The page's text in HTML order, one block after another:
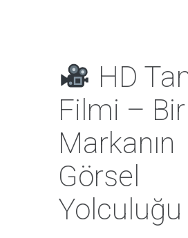
HD
Filmi – Bir
Markanın
Görsel
Yolculuğu